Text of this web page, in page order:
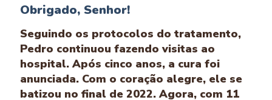
Obrigado, Senhor!
Seguindo os protocolos do tratamento,
Pedro continuou fazendo visitas ao
hospital. Após cinco anos, a cura foi
anunciada. Com o coração alegre, ele se
batizou no final de 2022. Agora, com 11